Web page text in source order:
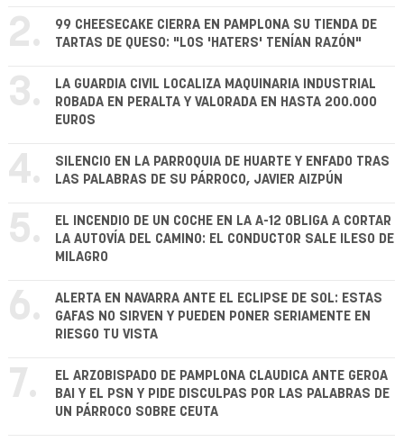
2.
99 CHEESECAKE CIERRA EN PAMPLONA SU TIENDA DE
TARTAS DE QUESO: "LOS 'HATERS' TENÍAN RAZÓN"
3.
LA GUARDIA CIVIL LOCALIZA MAQUINARIA INDUSTRIAL
ROBADA EN PERALTA Y VALORADA EN HASTA 200.000
EUROS
4.
SILENCIO EN LA PARROQUIA DE HUARTE Y ENFADO TRAS
LAS PALABRAS DE SU PÁRROCO, JAVIER AIZPÚN
5.
EL INCENDIO DE UN COCHE EN LA A-12 OBLIGA A CORTAR
LA AUTOVÍA DEL CAMINO: EL CONDUCTOR SALE ILESO DE
MILAGRO
6.
ALERTA EN NAVARRA ANTE EL ECLIPSE DE SOL: ESTAS
GAFAS NO SIRVEN Y PUEDEN PONER SERIAMENTE EN
RIESGO TU VISTA
7.
EL ARZOBISPADO DE PAMPLONA CLAUDICA ANTE GEROA
BAI Y EL PSN Y PIDE DISCULPAS POR LAS PALABRAS DE
UN PÁRROCO SOBRE CEUTA